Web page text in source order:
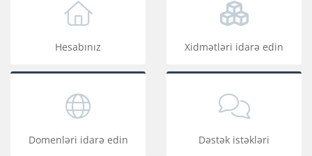
Hesabınız Xidmətləri idarə edin
Domenləri idarə edin Dəstək istəkləri